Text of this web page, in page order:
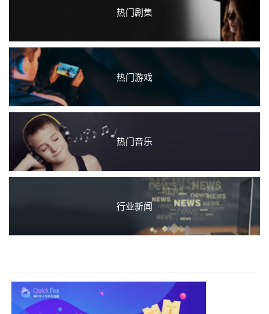
热门剧集
热门游戏
热门音乐
行业新闻